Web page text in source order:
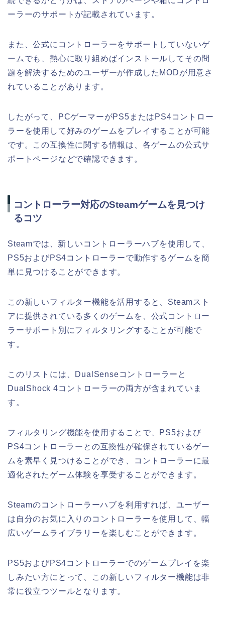
ーラーのサポートが記載されています。
また、公式にコントローラーをサポートしていないゲ
ームでも、熱心に取り組めばインストールしてその問
題を解決するためのユーザーが作成したMODが用意さ
れていることがあります。
したがって、PCゲーマーがPS5またはPS4コントロー
ラーを使用して好みのゲームをプレイすることが可能
です。この互換性に関する情報は、各ゲームの公式サ
ポートページなどで確認できます。
コントローラー対応のSteamゲームを見つけ
るコツ
Steamでは、新しいコントローラーハブを使用して、
PS5およびPS4コントローラーで動作するゲームを簡
単に見つけることができます。
この新しいフィルター機能を活用すると、Steamスト
アに提供されている多くのゲームを、公式コントロー
ラーサポート別にフィルタリングすることが可能で
す。
このリストには、DualSenseコントローラーと
DualShock 4コントローラーの両方が含まれていま
す。
フィルタリング機能を使用することで、PS5および
PS4コントローラーとの互換性が確保されているゲー
ムを素早く見つけることができ、コントローラーに最
適化されたゲーム体験を享受することができます。
Steamのコントローラーハブを利用すれば、ユーザー
は自分のお気に入りのコントローラーを使用して、幅
広いゲームライブラリーを楽しむことができます。
PS5およびPS4コントローラーでのゲームプレイを楽
しみたい方にとって、この新しいフィルター機能は非
常に役立つツールとなります。